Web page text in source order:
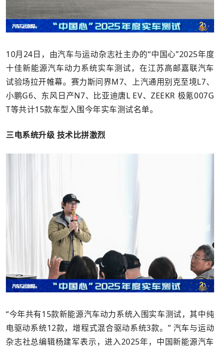
10月24日，由汽车与运动杂志社主办的“中国心”2025年度
十佳新能源汽车动力系统实车测试，在江苏高邮嘉联汽车
试验场拉开帷幕。赛力斯问界M7、上汽通用别克至境L7、
小鹏G6、东风日产N7、比亚迪唐L EV、ZEEKR 极氪007G
T等共计15款车型入围今年实车测试名单。
三电系统升级 技术比拼激烈
“今年共有15款新能源汽车动力系统入围实车测试，其中纯
电驱动系统12款，增程式混合驱动系统3款。” 汽车与运动
杂志社总编辑杨建军表示，进入2025年，中国新能源汽车